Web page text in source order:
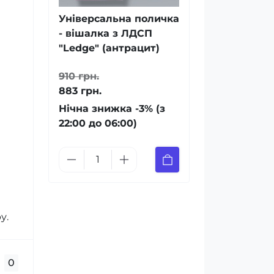
0
Універсальна поличка
- вішалка з ЛДСП
"Ledge" (антрацит)
910 грн.
883 грн.
Нічна знижка -3% (з
22:00 до 06:00)